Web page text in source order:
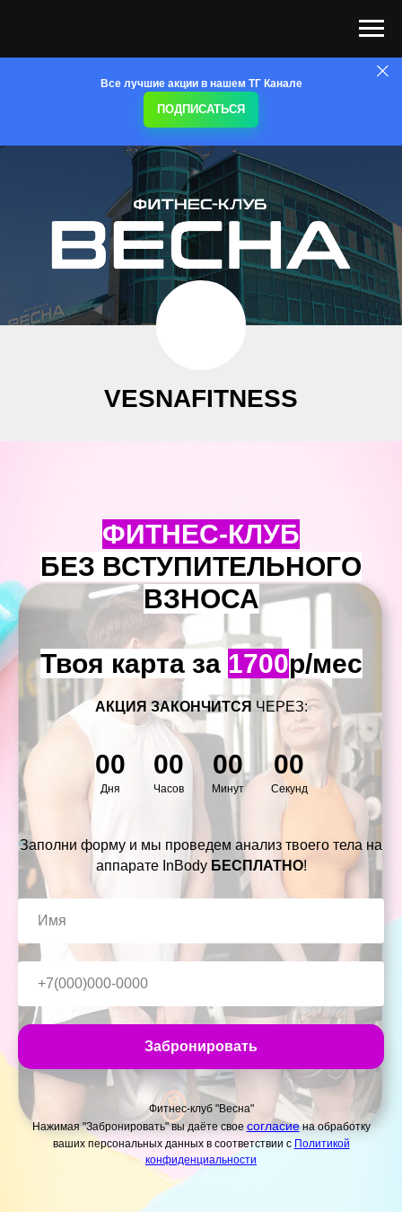
Все лучшие акции в нашем ТГ Канале
ПОДПИСАТЬСЯ
VESNAFITNESS
ФИТНЕС-КЛУБ
БЕЗ ВСТУПИТЕЛЬНОГО
ВЗНОСА
Твоя карта за 1700р/мес
АКЦИЯ ЗАКОНЧИТСЯ ЧЕРЕЗ:
00
Дня
00
Часов
00
Минут
00
Секунд
Заполни форму и мы проведем анализ твоего тела на
аппарате InBody БЕСПЛАТНО!
Забронировать
Фитнес-клуб "Весна"
Нажимая "Забронировать" вы даётесвое согласие на обработку
ваших персональныхданных в соответствии с Политикой
конфиденциальности